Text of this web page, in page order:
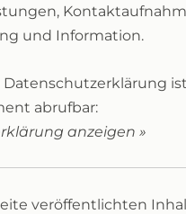
und Information.
Datenschutzerklärung
abrufbar:
anzeigen »
veröffentlichten